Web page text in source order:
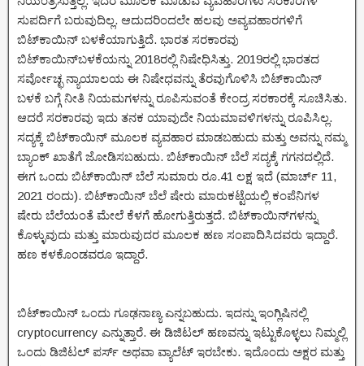
ಸುಪರ್ದಿಗೆ ಬರುವುದಿಲ್ಲ. ಆದುದರಿಂದಲೇ ಹಲವು ಅವ್ಯವಹಾರಗಳಿಗೆ
ಬಿಟ್‌ಕಾಯಿನ್ ಬಳಕೆಯಾಗುತ್ತಿದೆ. ಭಾರತ ಸರಕಾರವು
ಬಿಟ್‌ಕಾಯಿನ್‌ಬಳಕೆಯನ್ನು 2018ರಲ್ಲಿ ನಿಷೇಧಿಸಿತ್ತು. 2019ರಲ್ಲಿ ಭಾರತದ
ಸರ್ವೋಚ್ಛ ನ್ಯಾಯಾಲಯ ಈ ನಿಷೇಧವನ್ನು ತೆರವುಗೊಳಿಸಿ ಬಿಟ್‌ಕಾಯಿನ್
ಬಳಕೆ ಬಗ್ಗೆ ನೀತಿ ನಿಯಮಗಳನ್ನು ರೂಪಿಸುವಂತೆ ಕೇಂದ್ರ ಸರಕಾರಕ್ಕೆ ಸೂಚಿಸಿತು.
ಆದರೆ ಸರಕಾರವು ಇದು ತನಕ ಯಾವುದೇ ನಿಯಮಾವಳಿಗಳನ್ನು ರೂಪಿಸಿಲ್ಲ.
ಸದ್ಯಕ್ಕೆ ಬಿಟ್‌ಕಾಯಿನ್ ಮೂಲಕ ವ್ಯವಹಾರ ಮಾಡಬಹುದು ಮತ್ತು ಅವನ್ನು ನಮ್ಮ
ಬ್ಯಾಂಕ್ ಖಾತೆಗೆ ಜೋಡಿಸಬಹುದು. ಬಿಟ್‌ಕಾಯಿನ್ ಬೆಲೆ ಸದ್ಯಕ್ಕೆ ಗಗನದಲ್ಲಿದೆ.
ಈಗ ಒಂದು ಬಿಟ್‌ಕಾಯಿನ್ ಬೆಲೆ ಸುಮಾರು ರೂ.41 ಲಕ್ಷ ಇದೆ (ಮಾರ್ಚ್ 11,
2021 ರಂದು). ಬಿಟ್‌ಕಾಯಿನ್ ಬೆಲೆ ಷೇರು ಮಾರುಕಟ್ಟೆಯಲ್ಲಿ ಕಂಪೆನಿಗಳ
ಷೇರು ಬೆಲೆಯಂತೆ ಮೇಲೆ ಕೆಳಗೆ ಹೋಗುತ್ತಿರುತ್ತದೆ. ಬಿಟ್‌ಕಾಯಿನ್‌ಗಳನ್ನು
ಕೊಳ್ಳುವುದು ಮತ್ತು ಮಾರುವುದರ ಮೂಲಕ ಹಣ ಸಂಪಾದಿಸಿದವರು ಇದ್ದಾರೆ.
ಹಣ ಕಳಕೊಂಡವರೂ ಇದ್ದಾರೆ.
ಬಿಟ್‌ಕಾಯಿನ್ ಒಂದು ಗೂಢನಾಣ್ಯ ಎನ್ನಬಹುದು. ಇದನ್ನು ಇಂಗ್ಲಿಷಿನಲ್ಲಿ
cryptocurrency ಎನ್ನುತ್ತಾರೆ. ಈ ಡಿಜಿಟಲ್ ಹಣವನ್ನು ಇಟ್ಟುಕೊಳ್ಳಲು ನಿಮ್ಮಲ್ಲಿ
ಒಂದು ಡಿಜಿಟಲ್ ಪರ್ಸ್ ಅಥವಾ ವ್ಯಾಲೆಟ್ ಇರಬೇಕು. ಇದೊಂದು ಅಕ್ಷರ ಮತ್ತು